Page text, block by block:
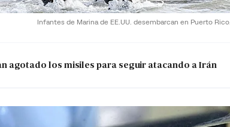
Infantes de Marina de EE.UU. desembarcan en Puerto Rico.
agotado los misiles para seguir atacando a Irán